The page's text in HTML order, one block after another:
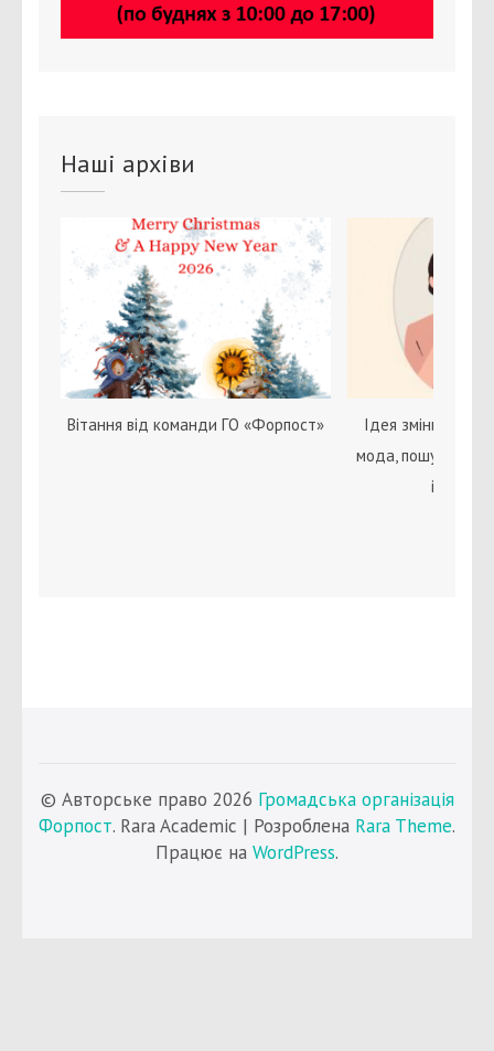
Наші архіви
Вітання від команди ГО «Форпост»
Ідея зміни статі
мода, пошук себе
© Авторське право 2026 Громадська організація
Форпост. Rara Academic | Розроблена Rara Theme.
Працює на WordPress.